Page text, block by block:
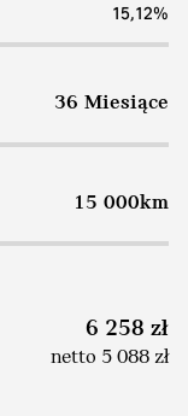
15,12%
36 Miesiące
15 000km
6 258 zł
netto 5 088 zł